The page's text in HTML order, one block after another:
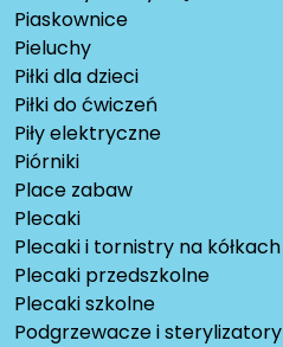
Piaskownice
Pieluchy
Piłki dla dzieci
Piłki do ćwiczeń
Piły elektryczne
Piórniki
Place zabaw
Plecaki
Plecaki i tornistry na kółkach
Plecaki przedszkolne
Plecaki szkolne
Podgrzewacze i sterylizatory